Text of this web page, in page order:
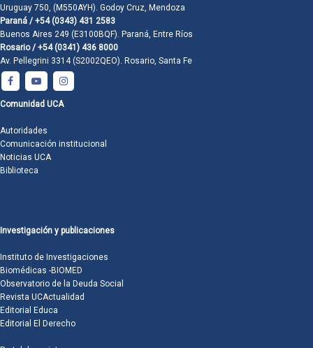
Uruguay 750, (M550AYH). Godoy Cruz, Mendoza
Paraná / +54 (0343) 431 2583
Buenos Aires 249 (E3100BQF). Paraná, Entre Ríos
Rosario / +54 (0341) 436 8000
Av. Pellegrini 3314 (S2002QEO). Rosario, Santa Fe
Comunidad UCA
Autoridades
Comunicación institucional
Noticias UCA
Biblioteca
Investigación y publicaciones
Instituto de Investigaciones
Biomédicas -BIOMED
Observatorio de la Deuda Social
Revista UCActualidad
Editorial Educa
Editorial El Derecho